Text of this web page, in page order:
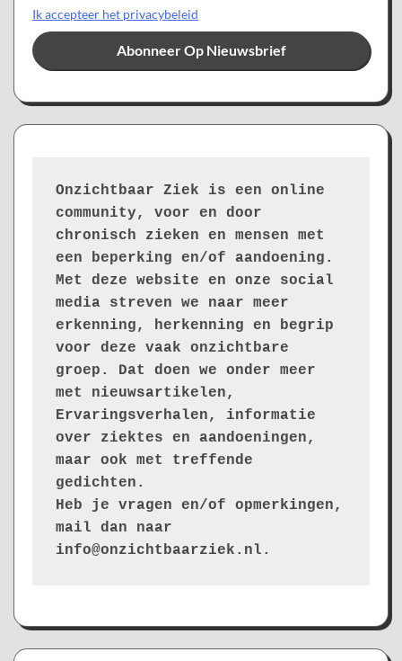
Ik accepteer het privacybeleid
Onzichtbaar Ziek is een online
community, voor en door
chronisch zieken en mensen met
een beperking en/of aandoening.
Met deze website en onze social
media streven we naar meer
erkenning, herkenning en begrip
voor deze vaak onzichtbare
groep. Dat doen we onder meer
met nieuwsartikelen,
Ervaringsverhalen, informatie
over ziektes en aandoeningen,
maar ook met treffende
gedichten.
Heb je vragen en/of opmerkingen,
mail dan naar
info@onzichtbaarziek.nl.